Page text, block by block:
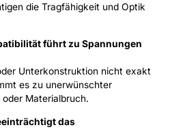
die Tragfähigkeit und Optik
führt zu Spannungen
Unterkonstruktion nicht exakt
es zu unerwünschter
Materialbruch.
das